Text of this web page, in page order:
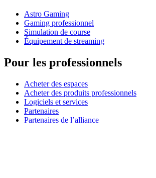
Astro Gaming
Gaming professionnel
Simulation de course
Équipement de streaming
Pour les professionnels
Acheter des espaces
Acheter des produits professionnels
Logiciels et services
Partenaires
Partenaires de l’alliance